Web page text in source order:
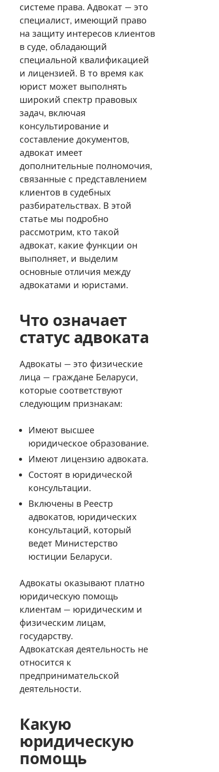
системе права. Адвокат — это
специалист, имеющий право
на защиту интересов клиентов
в суде, обладающий
специальной квалификацией
и лицензией. В то время как
юрист может выполнять
широкий спектр правовых
задач, включая
консультирование и
составление документов,
адвокат имеет
дополнительные полномочия,
связанные с представлением
клиентов в судебных
разбирательствах. В этой
статье мы подробно
рассмотрим, кто такой
адвокат, какие функции он
выполняет, и выделим
основные отличия между
адвокатами и юристами.
Что означает
статус адвоката
Адвокаты — это физические
лица — граждане Беларуси,
которые соответствуют
следующим признакам:
Имеют высшее
юридическое образование.
Имеют лицензию адвоката.
Состоят в юридической
консультации.
Включены в Реестр
адвокатов, юридических
консультаций, который
ведет Министерство
юстиции Беларуси.
Адвокаты оказывают платно
юридическую помощь
клиентам — юридическим и
физическим лицам,
государству.
Адвокатская деятельность не
относится к
предпринимательской
деятельности.
Какую
юридическую
помощь